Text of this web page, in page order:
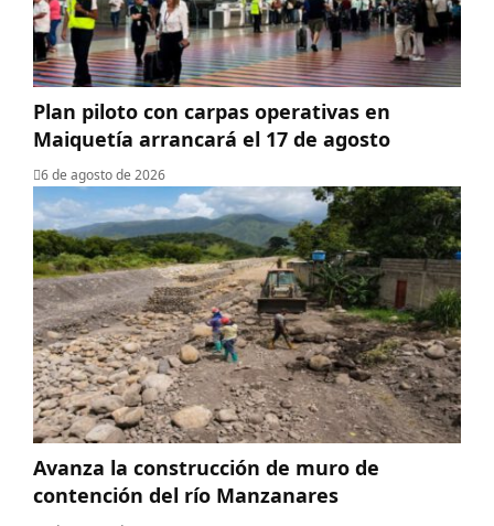
Plan piloto con carpas operativas en
Maiquetía arrancará el 17 de agosto
6 de agosto de 2026
Avanza la construcción de muro de
contención del río Manzanares